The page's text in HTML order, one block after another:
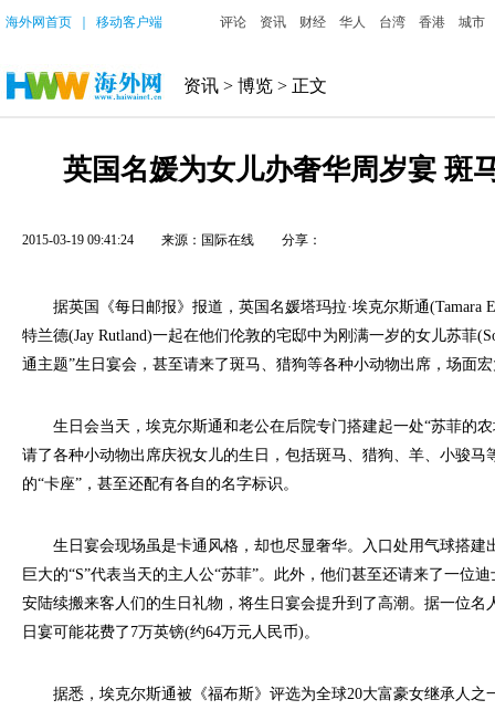
海外网首页 移动客户端 评论 资讯 财经 华人 台湾 香港 城市
资讯 > 博览 > 正文
英国名媛为女儿办奢华周岁宴 斑
2015-03-19 09:41:24 来源：国际在线 分享：
据英国《每日邮报》报道，英国名媛塔玛拉·埃克尔斯通(Tamara
特兰德(Jay Rutland)一起在他们伦敦的宅邸中为刚满一岁的女儿苏菲
通主题”生日宴会，甚至请来了斑马、猎狗等各种小动物出席，场面
生日会当天，埃克尔斯通和老公在后院专门搭建起一处“苏菲的农
请了各种小动物出席庆祝女儿的生日，包括斑马、猎狗、羊、小骏马
的“卡座”，甚至还配有各自的名字标识。
生日宴会现场虽是卡通风格，却也尽显奢华。入口处用气球搭建
巨大的“S”代表当天的主人公“苏菲”。此外，他们甚至还请来了一位
安陆续搬来客人们的生日礼物，将生日宴会提升到了高潮。据一位名
日宴可能花费了7万英镑(约64万元人民币)。
据悉，埃克尔斯通被《福布斯》评选为全球20大富豪女继承人之